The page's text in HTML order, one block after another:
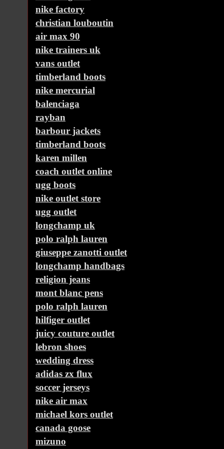
nike factory
christian louboutin
air max 90
nike trainers uk
vans outlet
timberland boots
nike mercurial
balenciaga
rayban
barbour jackets
timberland boots
karen millen
coach outlet online
ugg boots
nike outlet store
ugg outlet
longchamp uk
polo ralph lauren
giuseppe zanotti outlet
longchamp handbags
religion jeans
mont blanc pens
polo ralph lauren
hilfiger outlet
juicy couture outlet
lebron shoes
wedding dress
adidas zx flux
soccer jerseys
nike air max
michael kors outlet
canada goose
mizuno